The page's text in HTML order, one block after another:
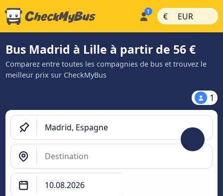
€ | EUR |
Bus Madrid à Lille à partir de 56 €
Comparez entre toutes les compagnies de bus et trouvez le
meilleur prix sur CheckMyBus
1